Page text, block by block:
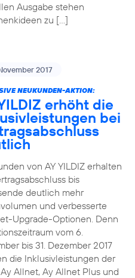
Ausgabe stehen
zu […]
2017
NEUKUNDEN-AKTION:
erhöht die
bei
von AY YILDIZ erhalten
bis
deutlich mehr
und verbesserte
Upgrade-Optionen. Denn
vom 6.
bis 31. Dezember 2017
die Inklusivleistungen der
Allnet, Ay Allnet Plus und